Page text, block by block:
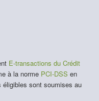
E-transactions du Crédit
à la norme PCI-DSS en
sont soumises au